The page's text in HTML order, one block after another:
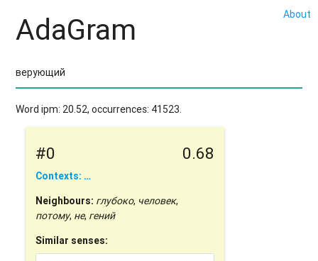
About
AdaGram
Word ipm: 20.52, occurrences: 41523.
#0 0.68
Contexts: …
Neighbours: глубоко, человек,
потому, не, гений
Similar senses: